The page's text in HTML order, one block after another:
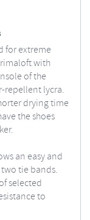
for extreme
with
of the
repellent lycra.
drying time
the shoes
an easy and
tie bands.
selected
to